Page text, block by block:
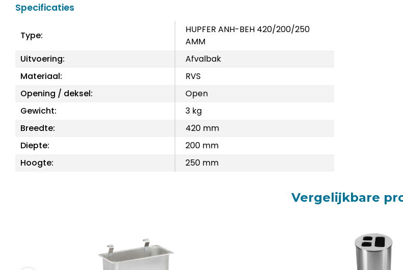
Specificaties
Type:
HUPFER ANH-BEH 420/200/250
AMM
Uitvoering:
Afvalbak
Materiaal:
RVS
Opening / deksel:
Open
Gewicht:
3 kg
Breedte:
420 mm
Diepte:
200 mm
Hoogte:
250 mm
Vergelijkbare